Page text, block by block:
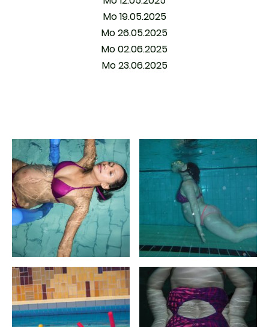
Mo 19.05.2025
Mo 26.05.2025
Mo 02.06.2025
Mo 23.06.2025